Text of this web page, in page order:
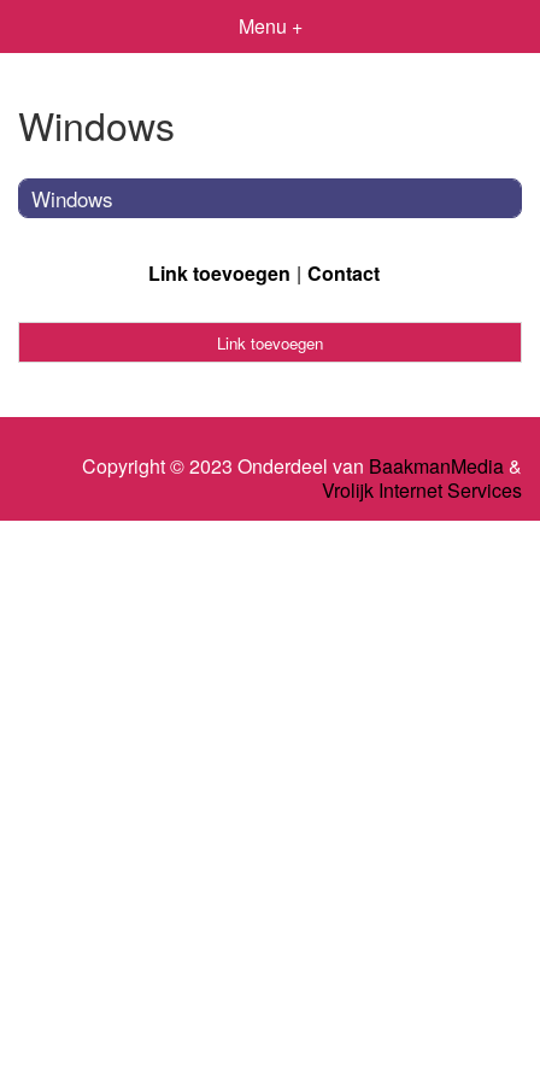
Menu +
Windows
Windows
Link toevoegen Contact
Link toevoegen
Copyright © 2023 Onderdeel van BaakmanMedia&
Vrolijk Internet Services